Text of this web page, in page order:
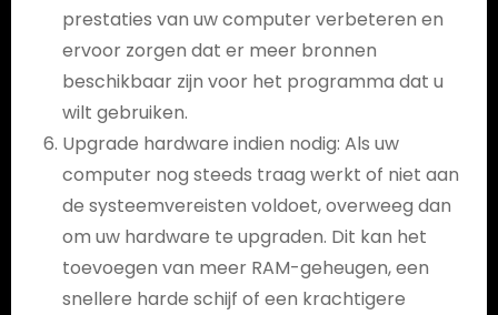
prestaties van uw computer verbeteren en
ervoor zorgen dat er meer bronnen
beschikbaar zijn voor het programma dat u
wilt gebruiken.
Upgrade hardware indien nodig: Als uw
computer nog steeds traag werkt of niet aan
de systeemvereisten voldoet, overweeg dan
om uw hardware te upgraden. Dit kan het
toevoegen van meer RAM-geheugen, een
snellere harde schijf of een krachtigere